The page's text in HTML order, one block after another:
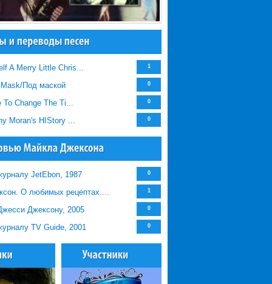
A Merry Little Chris... 1
Под маской 0
To Change The Ti... 0
Moran's HIStory ... 0
JetEbon, 1987 0
О любимых рецептах.... 1
Джексону, 2005 0
TV Guide, 2001 0